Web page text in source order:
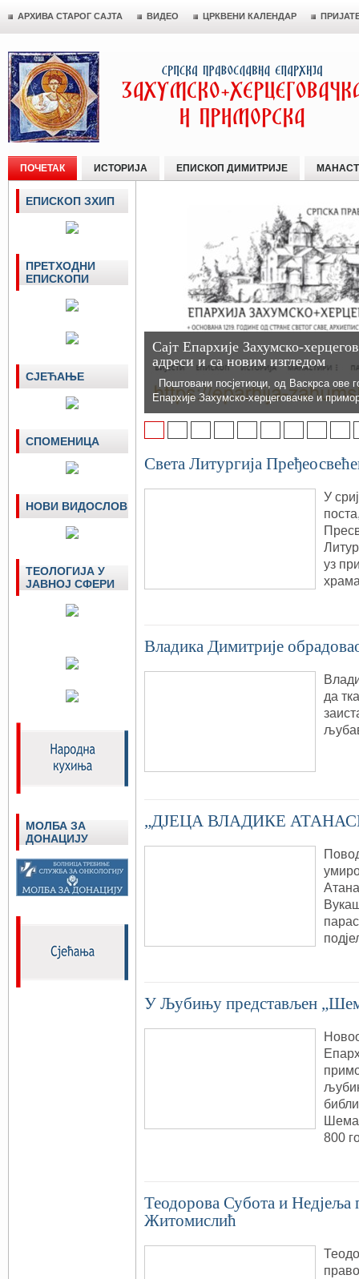
АРХИВА СТАРОГ САЈТА ВИДЕО ЦРКВЕНИ КАЛЕНДАР
ПОЧЕТАК ИСТОРИЈА ЕПИСКОП ДИМИТРИЈЕ
Сајт Епархије Захумско-
адреси и са новим изгледом
Поштовани посјетиоци, од Васкрса ове
Епархије Захумско-херцеговачке и
Светa Литургијa
У
уз
Владика Димитрије
да
„ДЈЕЦА ВЛАДИКЕ
У Љубињу представљен
800
Теодорова Субота и
Житомислић
ЕПИСКОП ЗХИП
ПРЕТХОДНИ
ЕПИСКОПИ
СЈЕЋАЊЕ
СПОМЕНИЦА
НОВИ ВИДОСЛОВ
ТЕОЛОГИЈА У
ЈАВНОЈ СФЕРИ
МОЛБА ЗА
ДОНАЦИЈУ